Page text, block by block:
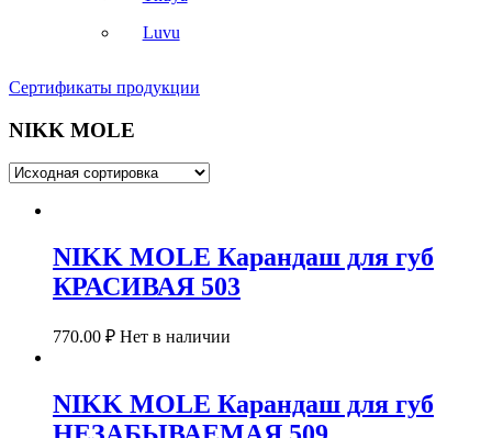
Luvu
Сертификаты продукции
NIKK MOLE
NIKK MOLE Карандаш для губ
КРАСИВАЯ 503
770.00 ₽ Нет в наличии
NIKK MOLE Карандаш для губ